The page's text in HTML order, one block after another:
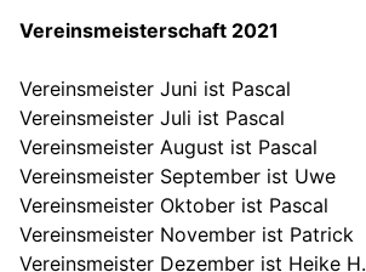
Vereinsmeisterschaft 2021
Vereinsmeister Juni ist Pascal
Vereinsmeister Juli ist Pascal
Vereinsmeister August ist Pascal
Vereinsmeister September ist Uwe
Vereinsmeister Oktober ist Pascal
Vereinsmeister November ist Patrick
Vereinsmeister Dezember ist Heike H.